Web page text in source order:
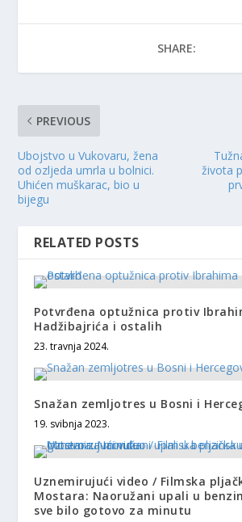
SHARE:
PREVIOUS
Ubojstvo u Vukovaru, žena
od ozljeda umrla u bolnici.
Uhićen muškarac, bio u
bijegu
života
RELATED POSTS
Potvrđena optužnica protiv
Hadžibajrića i ostalih
23. travnja 2024.
Snažan zemljotres u Bosni i
19. svibnja 2023.
Uznemirujući video / Filmska
Mostara: Naoružani upali u
sve bilo gotovo za minutu